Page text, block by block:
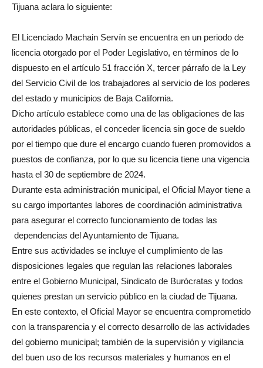
Tijuana aclara lo siguiente:
El Licenciado Machain Servín se encuentra en un periodo de
licencia otorgado por el Poder Legislativo, en términos de lo
dispuesto en el artículo 51 fracción X, tercer párrafo de la Ley
del Servicio Civil de los trabajadores al servicio de los poderes
del estado y municipios de Baja California.
Dicho artículo establece como una de las obligaciones de las
autoridades públicas, el conceder licencia sin goce de sueldo
por el tiempo que dure el encargo cuando fueren promovidos a
puestos de confianza, por lo que su licencia tiene una vigencia
hasta el 30 de septiembre de 2024.
Durante esta administración municipal, el Oficial Mayor tiene a
su cargo importantes labores de coordinación administrativa
para asegurar el correcto funcionamiento de todas las
dependencias del Ayuntamiento de Tijuana.
Entre sus actividades se incluye el cumplimiento de las
disposiciones legales que regulan las relaciones laborales
entre el Gobierno Municipal, Sindicato de Burócratas y todos
quienes prestan un servicio público en la ciudad de Tijuana.
En este contexto, el Oficial Mayor se encuentra comprometido
con la transparencia y el correcto desarrollo de las actividades
del gobierno municipal; también de la supervisión y vigilancia
del buen uso de los recursos materiales y humanos en el